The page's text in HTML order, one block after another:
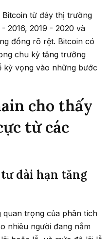
từ đáy thị trường
2016, 2019 - 2020 và
đồng rõ rệt. Bitcoin có
chu kỳ tăng trưởng
kỳ vọng vào những bước
cho thấy
từ các
dài hạn tăng
trọng của phân tích
nhiêu người đang nắm